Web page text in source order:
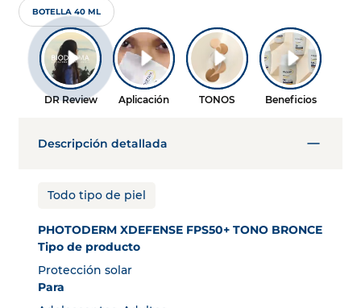
BOTELLA 40 ML
Descripción detallada
Todo tipo de piel
PHOTODERM XDEFENSE FPS50+ TONO BRONCE
Tipo de producto
Protección solar
Para